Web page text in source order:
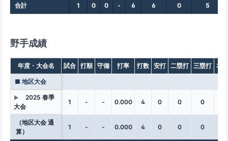
合計 1 0 0 - 6 6 0 5
野手成績
年度・大会名 試合 打順 守備 打率 打数 安打 二塁打 三塁打 本
■ 地区大会
▶
2025 春季
大会
1 - - 0.000 4 0 0 0
（地区大会 通
算）
1 - - 0.000 4 0 0 0